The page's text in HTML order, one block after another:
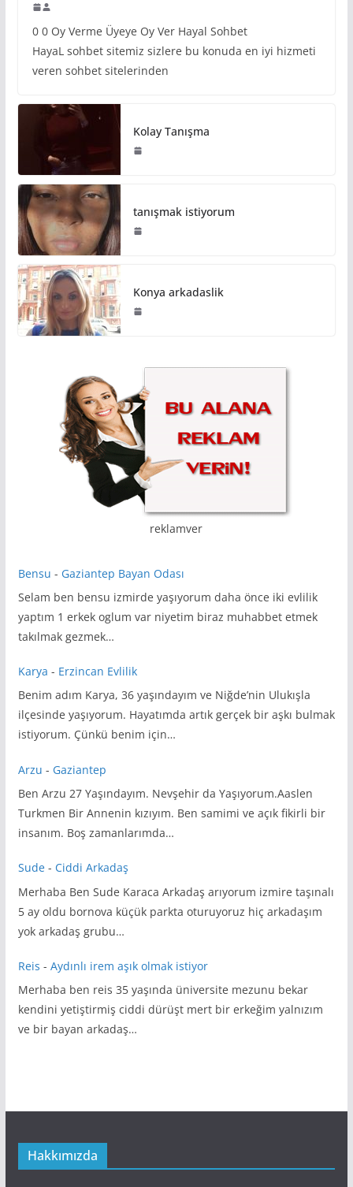
0 0 Oy Verme Üyeye Oy Ver Hayal Sohbet
HayaL sohbet sitemiz sizlere bu konuda en iyi hizmeti
veren sohbet sitelerinden
Kolay Tanışma
tanışmak istiyorum
Konya arkadaslik
reklamver
Bensu - Gaziantep Bayan Odası
Selam ben bensu izmirde yaşıyorum daha önce iki evlilik
yaptım 1 erkek oglum var niyetim biraz muhabbet etmek
takılmak gezmek…
Karya - Erzincan Evlilik
Benim adım Karya, 36 yaşındayım ve Niğde’nin Ulukışla
ilçesinde yaşıyorum. Hayatımda artık gerçek bir aşkı bulmak
istiyorum. Çünkü benim için…
Arzu - Gaziantep
Ben Arzu 27 Yaşındayım. Nevşehir da Yaşıyorum.Aaslen
Turkmen Bir Annenin kızıyım. Ben samimi ve açık fikirli bir
insanım. Boş zamanlarımda…
Sude- Ciddi Arkadaş
Merhaba Ben Sude Karaca Arkadaş arıyorum izmire taşınalı
5 ay oldu bornova küçük parkta oturuyoruz hiç arkadaşım
yok arkadaş grubu…
Reis - Aydınlı irem aşık olmak istiyor
Merhaba ben reis 35 yaşında üniversite mezunu bekar
kendini yetiştirmiş ciddi dürüşt mert bir erkeğim yalnızım
ve bir bayan arkadaş…
Hakkımızda